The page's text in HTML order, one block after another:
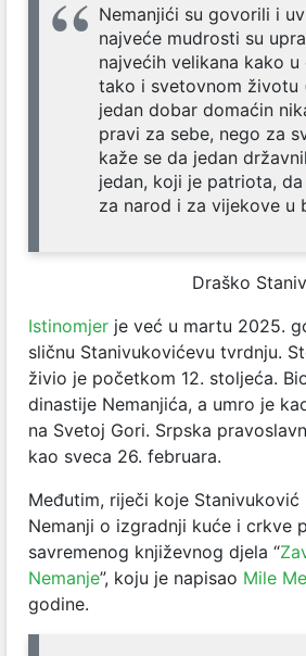
Nemanjići su govorili i
najveće mudrosti su
najvećih velikana kako u
tako i svetovnom životu
jedan dobar domaćin
pravi za sebe, nego za
kaže se da jedan
jedan, koji je patriota,
za narod i za vijekove u
Draško
Istinomjer je već u martu 2025.
sličnu Stanivukovićevu tvrdnju.
živio je početkom 12. stoljeća.
dinastije Nemanjića, a umro je
na Svetoj Gori. Srpska
kao sveca 26. februara.
Međutim, riječi koje Stanivuković
Nemanji o izgradnji kuće i crkve
savremenog književnog djela “
Nemanje”, koju je napisao Mile
godine.